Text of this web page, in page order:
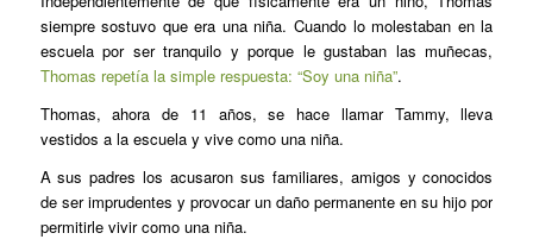
siempre sostuvo que era una niña. Cuando lo molestaban en la
escuela por ser tranquilo y porque le gustaban las muñecas,
Thomas repetía la simple respuesta: “Soy una niña”.
Thomas, ahora de 11 años, se hace llamar Tammy, lleva
vestidos a la escuela y vive como una niña.
A sus padres los acusaron sus familiares, amigos y conocidos
de ser imprudentes y provocar un daño permanente en su hijo por
permitirle vivir como una niña.